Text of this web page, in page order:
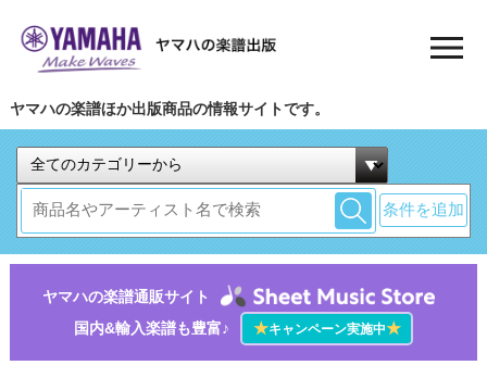
ヤマハの楽譜ほか出版商品の情報サイトです。
条件を追加
ヤマハの楽譜通販サイト
国内&輸入楽譜も豊富♪
★キャンペーン実施中★